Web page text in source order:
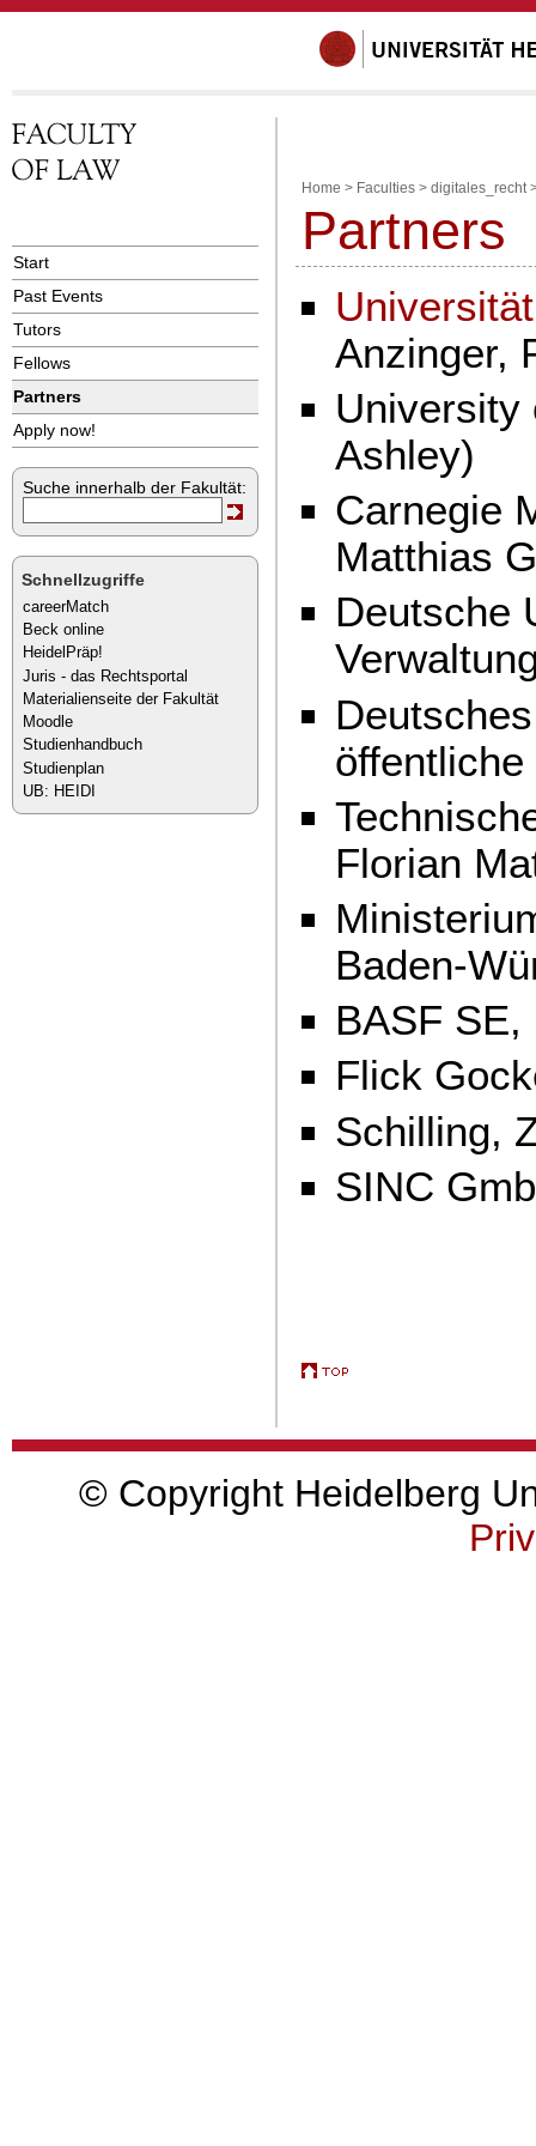
Start
Past Events
Tutors
Fellows
Partners
Apply now!
Suche innerhalb der Fakultät:
Schnellzugriffe
careerMatch
Beck online
HeidelPräp!
Juris - das Rechtsportal
Materialienseite der Fakultät
Moodle
Studienhandbuch
Studienplan
UB: HEIDI
Home > Faculties > digitales_recht
Partners
Anzinger,
University
Ashley)
Carnegie
Matthias
Deutsche
Florian
Baden-
BASF SE,
Flick
Schilling,
SINC
© Copyright Heidelberg